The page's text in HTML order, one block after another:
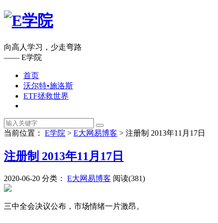
向高人学习，少走弯路
—— E学院
首页
沃尔特•施洛斯
ETF拯救世界
当前位置： E学院 > E大网易博客 > 注册制 2013年11月17日
注册制 2013年11月17日
2020-06-20 分类： E大网易博客 阅读(381)
三中全会决议公布，市场情绪一片激昂。